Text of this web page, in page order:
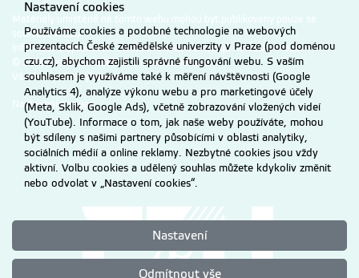
Materiály umístěné na tomto webu mohou být publikovány pouze se
souhlasem ČZU.
Informace o zpracování a ochraně osobních údajů na ČZU v Praze.
© 2026 Česká zemědělská univerzita v Praze
Všechna práva vyhrazena
Nastavení cookies
Nastavení cookies
Používáme cookies a podobné technologie na webových
prezentacích České zemědělské univerzity v Praze (pod doménou
czu.cz), abychom zajistili správné fungování webu. S vaším
souhlasem je využíváme také k měření návštěvnosti (Google
Analytics 4), analýze výkonu webu a pro marketingové účely
(Meta, Sklik, Google Ads), včetně zobrazování vložených videí
(YouTube). Informace o tom, jak naše weby používáte, mohou
být sdíleny s našimi partnery působícími v oblasti analytiky,
sociálních médií a online reklamy. Nezbytné cookies jsou vždy
aktivní. Volbu cookies a udělený souhlas můžete kdykoliv změnit
nebo odvolat v „Nastavení cookies“.
Nastavení
Odmítnout vše